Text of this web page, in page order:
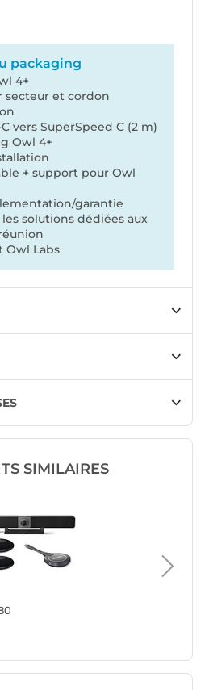
packaging
4+
secteur et cordon
vers SuperSpeed C (2 m)
Owl 4+
+ support pour Owl
garantie
solutions dédiées aux
Owl Labs
SIMILAIRES